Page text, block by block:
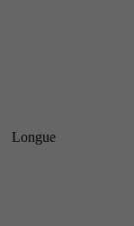
Longue